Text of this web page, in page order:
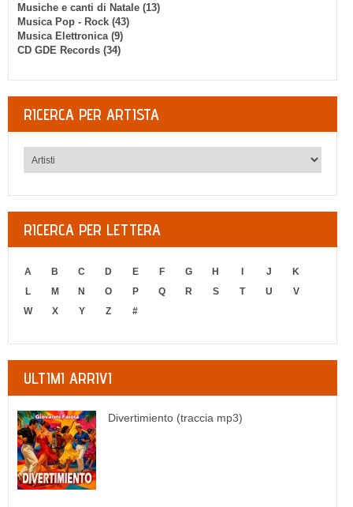
Musiche e canti di Natale (13)
Musica Pop - Rock (43)
Musica Elettronica (9)
CD GDE Records (34)
RICERCA PER ARTISTA
RICERCA PER LETTERA
A B C D E F G H J
K
L
M N O P Q R S T U
V
W
X Y Z #
ULTIMI ARRIVI
Divertimiento (traccia mp3)